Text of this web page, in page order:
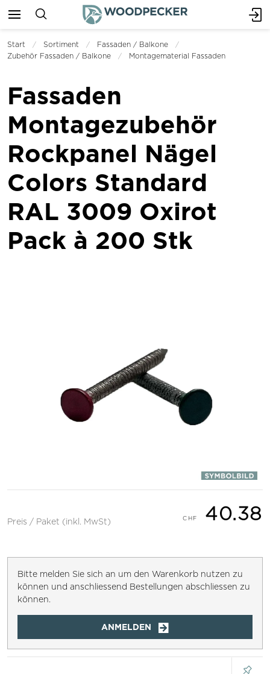
Start Sortiment
Fassaden / Balkone
Zubehör Fassaden / Balkone
Montagematerial Fassaden
Fassaden
Montagezubehör
Rockpanel Nägel
Colors Standard
RAL 3009 Oxirot
Pack à 200 Stk
Preis / Paket (inkl. MwSt) 40.38
Bitte melden Sie sich an um den Warenkorb nutzen zu
können und anschliessend Bestellungen abschliessen zu
können.
ANMELDEN